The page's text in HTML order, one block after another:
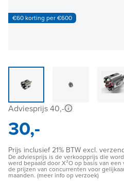
€60 korting per €600
Adviesprijs 40,-
30,-
Prijs inclusief 21% BTW excl.
De adviesprijs is de verkoopprijs die
werd bepaald door X²O op basis van
de prijzen van concurrenten voor
maanden. (meer info op verzoek)